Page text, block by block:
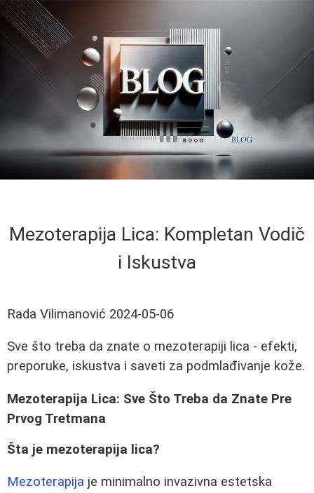
Mezoterapija Lica: Kompletan Vodič
i Iskustva
Rada Vilimanović 2024-05-06
Sve što treba da znate o mezoterapiji lica - efekti,
preporuke, iskustva i saveti za podmlađivanje kože.
Mezoterapija Lica: Sve Što Treba da Znate Pre
Prvog Tretmana
Šta je mezoterapija lica?
Mezoterapija je minimalno invazivna estetska